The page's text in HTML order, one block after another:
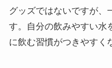
グッズではないですが、
す。自分の飲みやすい水
に飲む習慣がつきやすく